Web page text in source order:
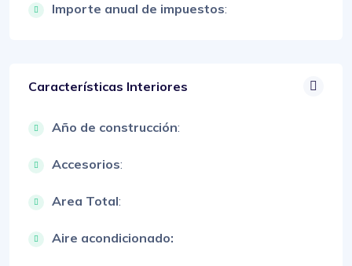
Importe anual de impuestos:
Características Interiores
Año de construcción:
Accesorios:
Area Total:
Aire acondicionado: